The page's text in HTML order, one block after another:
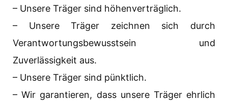
– Unsere Träger sind höhenverträglich.
– Unsere Träger zeichnen sich durch
Verantwortungsbewusstsein und
Zuverlässigkeit aus.
– Unsere Träger sind pünktlich.
– Wir garantieren, dass unsere Träger ehrlich